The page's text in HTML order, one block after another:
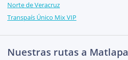
Norte de Veracruz
Transpaís Único Mix VIP
Nuestras rutas a Matlapa